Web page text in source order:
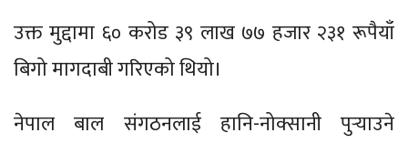
उक्त मुद्दामा ६० करोड ३९ लाख ७७ हजार २३१ रूपैयाँ
बिगो मागदाबी गरिएको थियो।
नेपाल बाल संगठनलाई हानि-नोक्सानी पुर्‍याउने